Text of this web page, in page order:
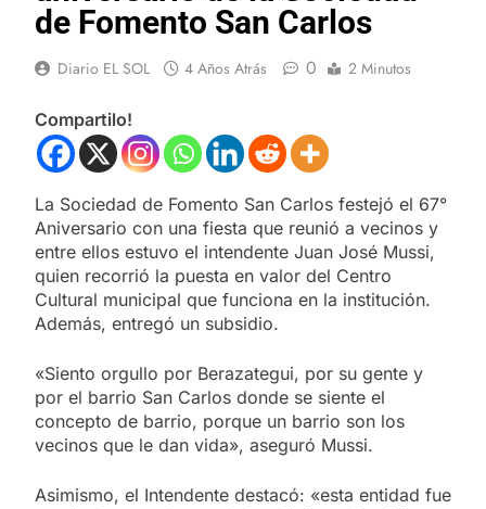
de Fomento San Carlos
Diario EL SOL 4 Años Atrás 0 2 Minutos
Compartilo!
La Sociedad de Fomento San Carlos festejó el 67°
Aniversario con una fiesta que reunió a vecinos y
entre ellos estuvo el intendente Juan José Mussi,
quien recorrió la puesta en valor del Centro
Cultural municipal que funciona en la institución.
Además, entregó un subsidio.
«Siento orgullo por Berazategui, por su gente y
por el barrio San Carlos donde se siente el
concepto de barrio, porque un barrio son los
vecinos que le dan vida», aseguró Mussi.
Asimismo, el Intendente destacó: «esta entidad fue